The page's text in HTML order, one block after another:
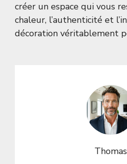
créer un espace qui vous
chaleur, l’authenticité et
décoration véritablement
Thomas